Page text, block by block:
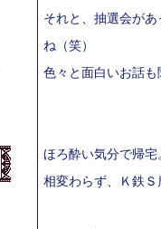
それと、抽選会が
ね（笑）
色々と面白いお話も
ほろ酔い気分で帰宅
相変わらず、Ｋ鉄Ｓ